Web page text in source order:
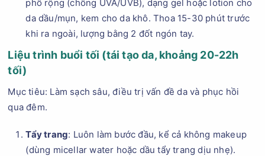
phổ rộng (chống UVA/UVB), dạng gel hoặc lotion cho
da dầu/mụn, kem cho da khô. Thoa 15-30 phút trước
khi ra ngoài, lượng bằng 2 đốt ngón tay.
Liệu trình buổi tối (tái tạo da, khoảng 20-22h
tối)
Mục tiêu: Làm sạch sâu, điều trị vấn đề da và phục hồi
qua đêm.
Tẩy trang: Luôn làm bước đầu, kể cả không makeup
(dùng micellar water hoặc dầu tẩy trang dịu nhẹ).